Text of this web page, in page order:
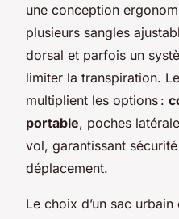
une conception
plusieurs sangles
dorsal et parfois un
limiter la transpiration.
multiplient les options :
portable, poches
vol, garantissant
déplacement.
Le choix d’un sac urbain